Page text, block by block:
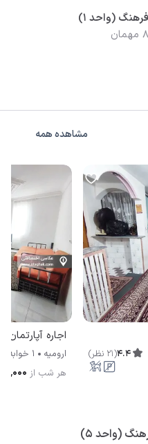
(واحد 1)
مشاهده همه
4.4
(
21 نظر) ارومیه
1 خوابه
هر شب از
(واحد ۵)